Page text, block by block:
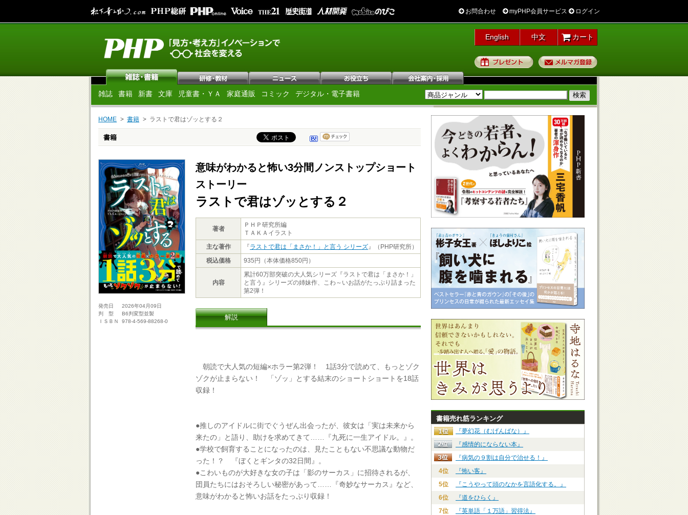
お問合わせ myPHP会員サービス ログイン
English 中文 カート
プレゼント
雑誌 書籍 新書 文庫 児童書・ＹＡ 家庭通販 コミック デジタル・電子書籍
HOME 書籍 ラストで君はゾッとする２
書籍
発売日
2026年04月09日
判 型
B6判変型並製
ＩＳＢＮ
978-4-569-88268-0
意味がわかると怖い3分間ノンストップショート
ストーリー
ラストで君はゾッとする２
著者
ＰＨＰ研究所編
ＴＡＫＡイラスト
主な著作
『ラストで君は「まさか！」と言う シリーズ』（PHP研究所）
税込価格
935円（本体価格850円）
内容
累計60万部突破の大人気シリーズ『ラストで君は「まさか！」
と言う』シリーズの姉妹作、こわ～いお話がたっぷり詰まった
第2弾！
解説
朝読で大人気の短編×ホラー第2弾！ 1話3分で読めて、もっとゾク
ゾクが止まらない！ 「ゾッ」とする結末のショートショートを18話
収録！
●推しのアイドルに街でぐうぜん出会ったが、彼女は「実は未来から
来たの」と語り、助けを求めてきて……『九死に一生アイドル。』。
●学校で飼育することになったのは、見たこともない不思議な動物だ
った！？ 『ぼくとギンタの32日間』。
●こわいものが大好きな女の子は「影のサーカス」に招待されるが、
団員たちにはおそろしい秘密があって……『奇妙なサーカス』など、
意味がわかると怖いお話をたっぷり収録！
書籍売れ筋ランキング
『夢幻花（むげんばな）』
『感情的にならない本』
『病気の９割は自分で治せる！』
4位
『怖い客』
5位
『こうやって頭のなかを言語化する。』
6位
『道をひらく』
7位
『英単語「１万語」習得法』